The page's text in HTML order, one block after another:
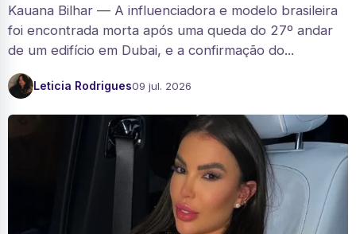
Kauana Bilhar — A influenciadora e modelo brasileira
foi encontrada morta após uma queda do 27º andar
de um edifício em Dubai, e a confirmação do...
Leticia Rodrigues09 jul. 2026